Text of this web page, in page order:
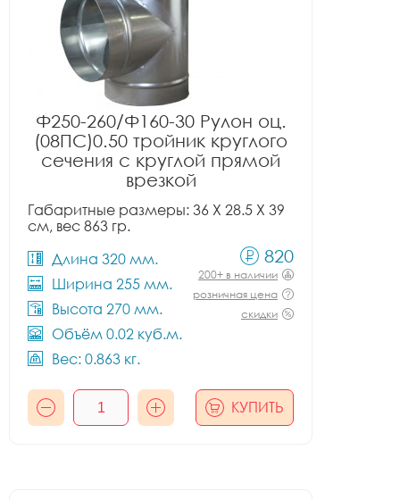
Ф250-260/Ф160-30 Рулон оц.
(08ПС)0.50 тройник круглого
сечения с круглой прямой
врезкой
Габаритные размеры: 36 X 28.5 X 39
см, вес 863 гр.
Длина 320 мм.
Ширина 255 мм.
Высота 270 мм.
Объём 0.02 куб.м.
Вес: 0.863 кг.
820
200+ в наличии
розничная цена
скидки
КУПИТЬ